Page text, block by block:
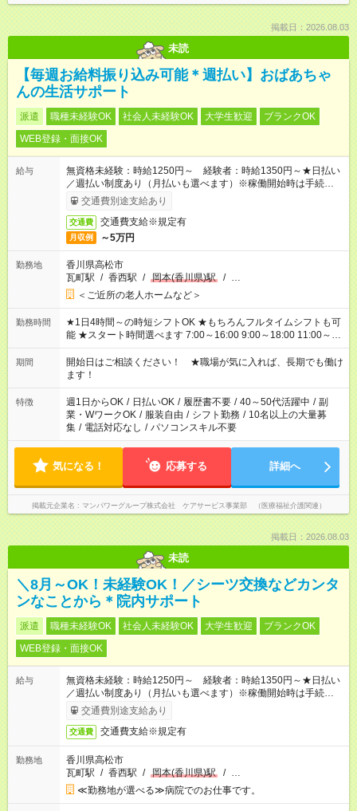
掲載日：2026.08.03
未読
【毎週お給料振り込み可能＊週払い】おばあちゃ
んの生活サポート
派遣 職種未経験OK 社会人未経験OK 大学生歓迎
ブランクOK
WEB登録・面接OK
給与
無資格未経験：時給1250円～ 経験者：時給1350円～★日払い
／週払い制度あり（月払いも選べます）※稼働開始時は手続き完
了次第のお支払いとなります。
交通費別途支給あり
交通費 交通費支給※規定有
月収例 ～5万円
勤務地
香川県高松市
瓦町駅 / 香西駅 / 岡本(香川県)駅 / …
＜ご近所の老人ホームなど＞
勤務時間
★1日4時間～の時短シフトOK ★もちろんフルタイムシフトも可
能 ★スタート時間選べます 7:00～16:00 9:00～18:00 11:00～
20:00 など 残業なし！ ※Wワークの場合、他のお仕事と合わせ
週40時間超の就業はご案内できません ※法令に基づき、週20時
間以上勤務は社会保険への加入対象となります ※労働者派遣法
（日雇い派遣の原則禁止）により、短時間・短期間の就業はご
案内が難しい場合があります
期間
開始日はご相談ください！ ★職場が気に入れば、長期でも働け
ます！
特徴 週1日からOK / 日払いOK / 履歴書不要 / 40～50代活躍中 / 副
業・WワークOK / 服装自由 / シフト勤務 / 10名以上の大量募
集 / 電話対応なし / パソコンスキル不要
気になる！ 応募する 詳細へ
掲載元企業名 マンパワーグループ株式会社 ケアサービス事業部 （医療福祉介護関連）
掲載日：2026.08.03
未読
＼8月～OK！未経験OK！／シーツ交換などカンタ
ンなことから＊院内サポート
派遣 職種未経験OK 社会人未経験OK 大学生歓迎
ブランクOK
WEB登録・面接OK
給与
無資格未経験：時給1250円～ 経験者：時給1350円～★日払い
／週払い制度あり（月払いも選べます）※稼働開始時は手続き完
了次第のお支払いとなります。
交通費別途支給あり
交通費 交通費支給※規定有
勤務地
香川県高松市
瓦町駅 / 香西駅 / 岡本(香川県)駅 / …
≪勤務地が選べる≫病院でのお仕事です。